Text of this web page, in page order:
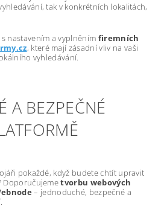
tak v konkrétních lokalitách,
nastavením a vyplněním firemních
, které mají zásadní vliv na vaši
vyhledávání.
A BEZPEČNÉ
pokaždé, když budete chtít upravit
Doporučujemetvorbu webových
– jednoduché, bezpečné a